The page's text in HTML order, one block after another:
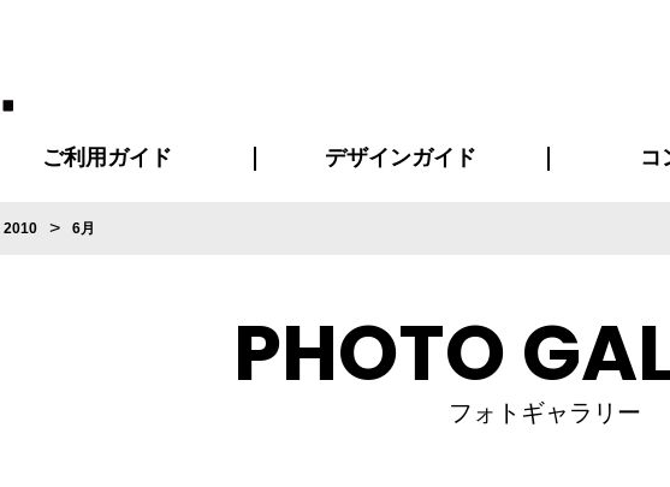
ご利用ガイド
ご利用ガイド
はじめての方へ
再注文の方へ
お支払い方法について
割引まとめページ
発送・特急サービスについて
版の保管期限について
よくある質問
デザインガイド コ
2010 > 6月
PHOTO
フォトギャラリー